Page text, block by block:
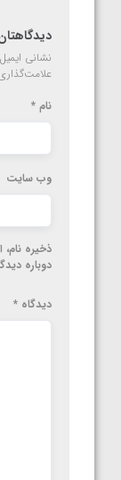
نشانی
نام *
وب‌ سایت
ذخیره
دوباره
دیدگاه *